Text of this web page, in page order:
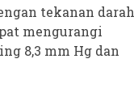
tekanan darah
mengurangi
8,3 mm Hg dan